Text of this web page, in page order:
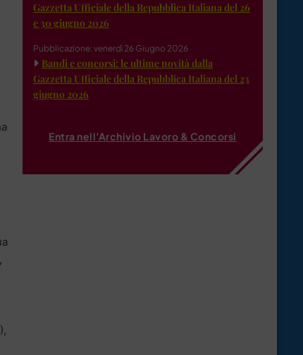
Gazzetta Ufficiale della Repubblica Italiana del 26
e 30 giugno 2026
Pubblicazione: venerdì 26 Giugno 2026
Bandi e concorsi: le ultime novità dalla
Gazzetta Ufficiale della Repubblica Italiana del 23
giugno 2026
Entra nell'Archivio Lavoro & Concorsi